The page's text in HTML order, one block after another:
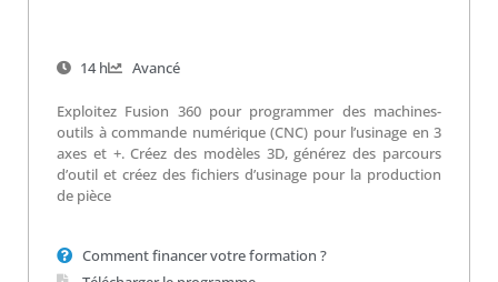
14 h Avancé
Exploitez Fusion 360 pour programmer des machines-
outils à commande numérique (CNC) pour l’usinage en 3
axes et +. Créez des modèles 3D, générez des parcours
d’outil et créez des fichiers d’usinage pour la production
de pièce
Comment financer votre formation ?